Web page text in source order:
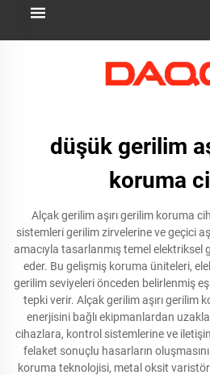
düşük gerilim
koruma
Alçak gerilim aşırı gerilim koruma
sistemleri gerilim zirvelerine ve geçici
amacıyla tasarlanmış temel elektriksel
eder. Bu gelişmiş koruma üniteleri,
gerilim seviyeleri önceden belirlenmiş
tepki verir. Alçak gerilim aşırı gerilim
enerjisini bağlı ekipmanlardan
cihazlara, kontrol sistemlerine ve
felaket sonuçlu hasarların
koruma teknolojisi, metal oksit